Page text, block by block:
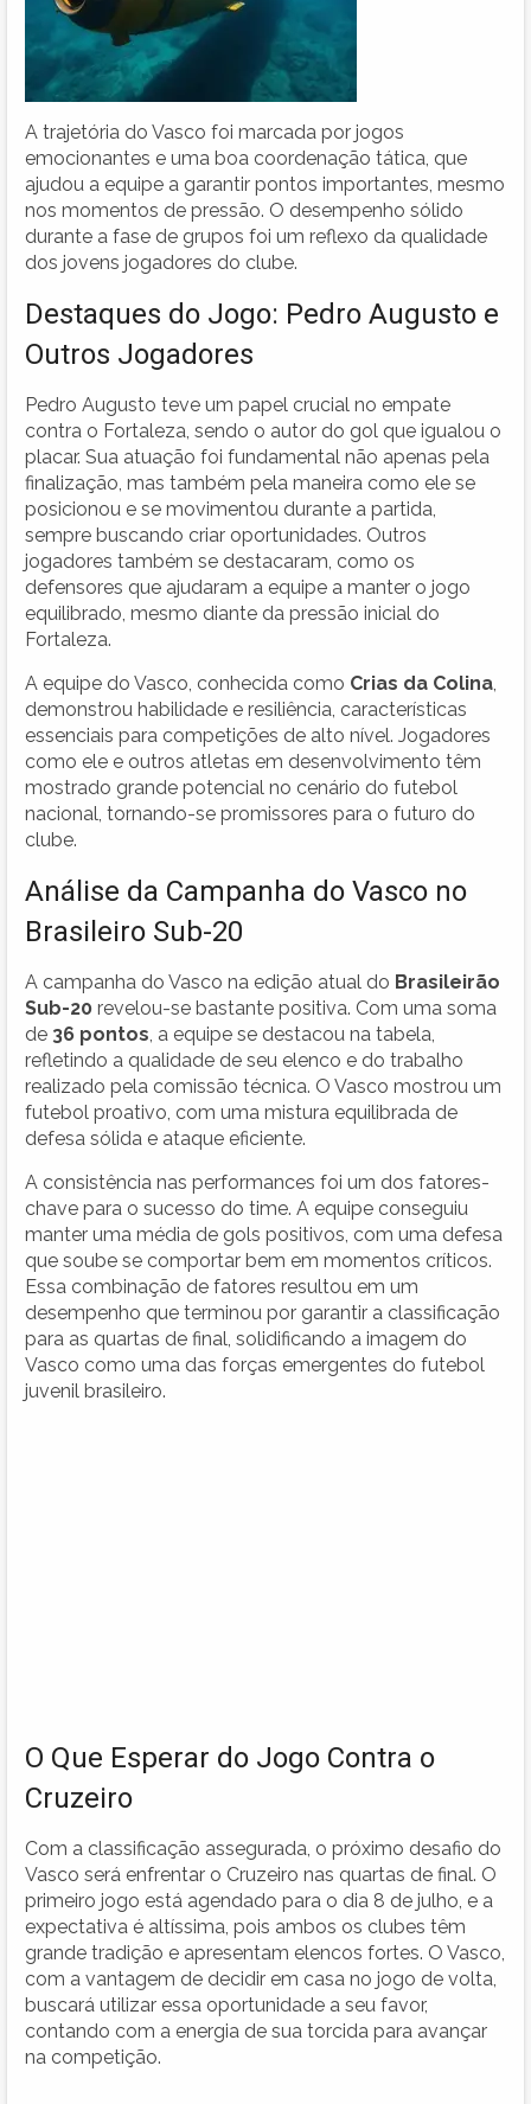
A trajetória do Vasco foi marcada por jogos
emocionantes e uma boa coordenação tática, que
ajudou a equipe a garantir pontos importantes, mesmo
nos momentos de pressão. O desempenho sólido
durante a fase de grupos foi um reflexo da qualidade
dos jovens jogadores do clube.
Destaques do Jogo: Pedro Augusto e
Outros Jogadores
Pedro Augusto teve um papel crucial no empate
contra o Fortaleza, sendo o autor do gol que igualou o
placar. Sua atuação foi fundamental não apenas pela
finalização, mas também pela maneira como ele se
posicionou e se movimentou durante a partida,
sempre buscando criar oportunidades. Outros
jogadores também se destacaram, como os
defensores que ajudaram a equipe a manter o jogo
equilibrado, mesmo diante da pressão inicial do
Fortaleza.
A equipe do Vasco, conhecida como Crias da Colina
demonstrou habilidade e resiliência, características
essenciais para competições de alto nível. Jogadores
como ele e outros atletas em desenvolvimento têm
mostrado grande potencial no cenário do futebol
nacional, tornando-se promissores para o futuro do
clube.
Análise da Campanha do Vasco no
Brasileiro Sub-20
A campanha do Vasco na edição atual do Brasileirão
Sub-20 revelou-se bastante positiva. Com uma soma
de 36 pontos , a equipe se destacou na tabela,
refletindo a qualidade de seu elenco e do trabalho
realizado pela comissão técnica. O Vasco mostrou um
futebol proativo, com uma mistura equilibrada de
defesa sólida e ataque eficiente.
A consistência nas performances foi um dos fatores-
chave para o sucesso do time. A equipe conseguiu
manter uma média de gols positivos, com uma defesa
que soube se comportar bem em momentos críticos.
Essa combinação de fatores resultou em um
desempenho que terminou por garantir a classificação
para as quartas de final, solidificando a imagem do
Vasco como uma das forças emergentes do futebol
juvenil brasileiro.
O Que Esperar do Jogo Contra o
Cruzeiro
Com a classificação assegurada, o próximo desafio do
Vasco será enfrentar o Cruzeiro nas quartas de final. O
primeiro jogo está agendado para o dia 8 de julho, e a
expectativa é altíssima, pois ambos os clubes têm
grande tradição e apresentam elencos fortes. O Vasco,
com a vantagem de decidir em casa no jogo de volta,
buscará utilizar essa oportunidade a seu favor,
contando com a energia de sua torcida para avançar
na competição.